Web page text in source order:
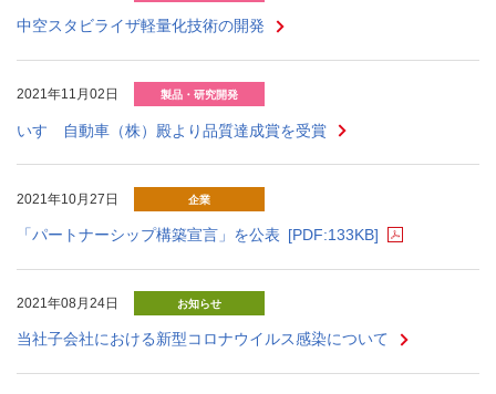
中空スタビライザ軽量化技術の開発
2021年11月02日 製品・研究開発
いすゞ自動車（株）殿より品質達成賞を受賞
2021年10月27日 企業
「パートナーシップ構築宣言」を公表 [PDF:133KB]
2021年08月24日 お知らせ
当社子会社における新型コロナウイルス感染について